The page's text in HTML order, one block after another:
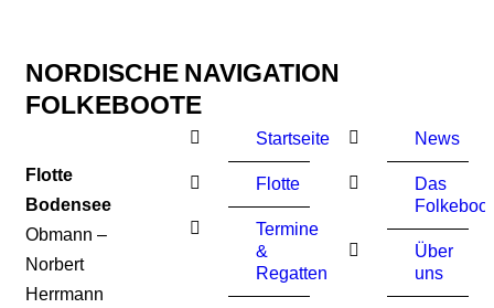
NORDISCHE
FOLKEBOOTE
Flotte
Bodensee
Obmann –
Norbert
Herrmann
NAVIGATION
Startseite
Flotte
Termine
&
Regatten
News
Das
Folkeboot
Über
uns